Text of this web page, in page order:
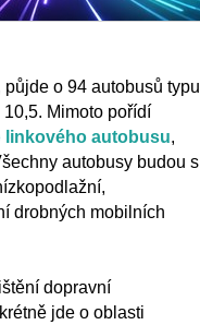
o 94 autobusů typu
Mimoto pořídí
linkového autobusu,
autobusy budou s
drobných mobilních
dopravní
jde o oblasti